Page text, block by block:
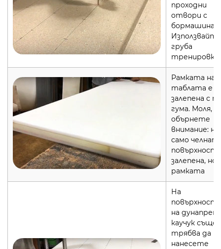
проходни
отвори с
бормашина.
Използвайте
груба
тренировка
Рамката на
таблата е
залепена с
гума. Моля,
обърнете
внимание: не
само
повърхност
залепена, но
рамката
На
на
каучук също
трябва да
нанесете